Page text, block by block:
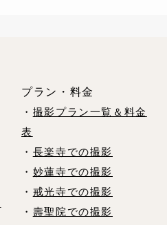
プラン・料金
・ 撮影プラン一覧＆料金
表
・ 長楽寺での撮影
・ 妙蓮寺での撮影
・ 戒光寺での撮影
・ 壽聖院での撮影